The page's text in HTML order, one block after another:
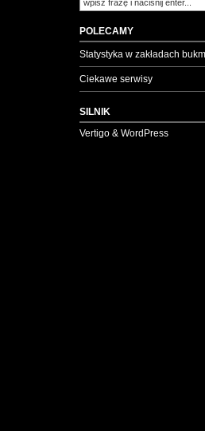
POLECAMY
Statystyka w zakładach
Ciekawe serwisy
SILNIK
Vertigo & WordPress